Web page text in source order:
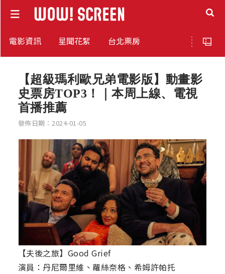
電影資訊 星聞花絮 台北票房
【超級瑪利歐兄弟電影版】動畫影
史票房TOP3！｜本周上線、電視
首播推薦
發佈日期：2024-01-05
【夫後之旅】Good Grief
演員：丹尼爾里維、蘿絲奈格、希姆許帕托